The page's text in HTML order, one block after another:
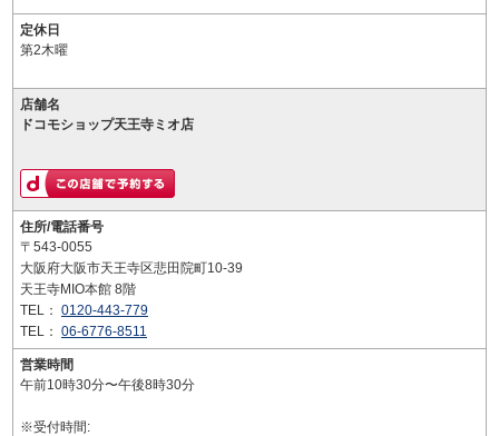
定休日
第2木曜
店舗名
ドコモショップ天王寺ミオ店
住所/電話番号
〒543-0055
大阪府大阪市天王寺区悲田院町10-39
天王寺MIO本館 8階
TEL： 0120-443-779
TEL： 06-6776-8511
営業時間
午前10時30分〜午後8時30分
※受付時間: